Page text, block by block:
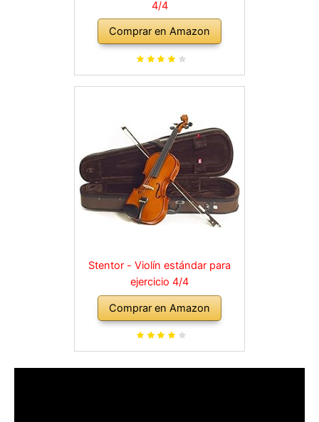
4/4
Comprar en Amazon
Stentor - Violín estándar para
ejercicio 4/4
Comprar en Amazon